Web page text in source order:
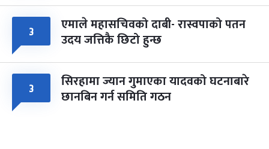
३ एमाले महासचिवको दाबी- रास्वपाको पतन
उदय जत्तिकै छिटो हुन्छ
३ सिरहामा ज्यान गुमाएका यादवको घटनाबारे
छानबिन गर्न समिति गठन